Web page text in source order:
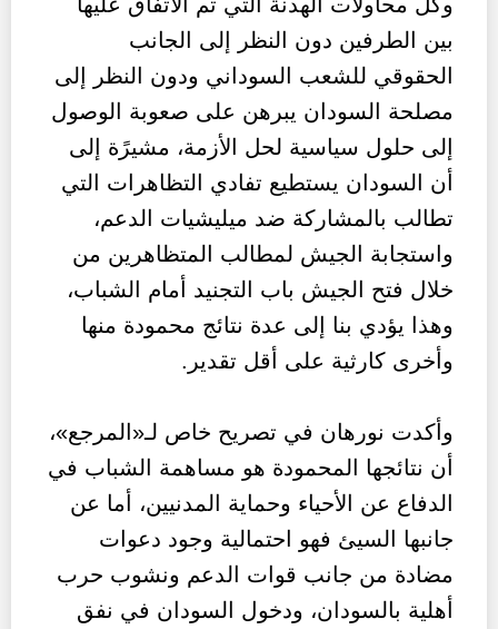
بين الطرفين دون النظر إلى الجانب
الحقوقي للشعب السوداني ودون النظر إلى
مصلحة السودان يبرهن على صعوبة الوصول
إلى حلول سياسية لحل الأزمة، مشيرًة إلى
أن السودان يستطيع تفادي التظاهرات التي
تطالب بالمشاركة ضد ميليشيات الدعم،
واستجابة الجيش لمطالب المتظاهرين من
خلال فتح الجيش باب التجنيد أمام الشباب،
وهذا يؤدي بنا إلى عدة نتائج محمودة منها
وأخرى كارثية على أقل تقدير.
وأكدت نورهان في تصريح خاص لـ«المرجع»،
أن نتائجها المحمودة هو مساهمة الشباب في
الدفاع عن الأحياء وحماية المدنيين، أما عن
جانبها السيئ فهو احتمالية وجود دعوات
مضادة من جانب قوات الدعم ونشوب حرب
أهلية بالسودان، ودخول السودان في نفق